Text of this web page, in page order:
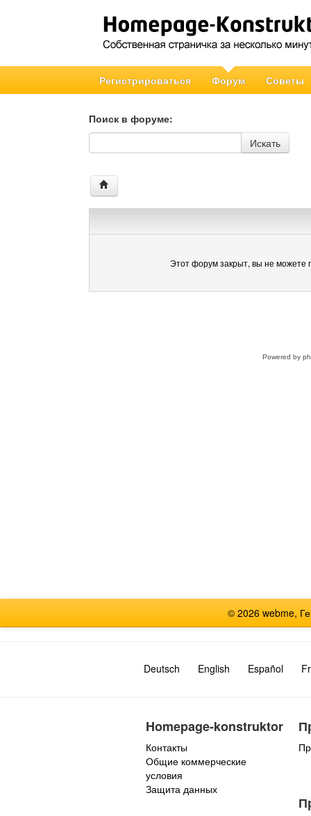
Регистрироваться Форум Советы
Поиск в форуме:
Поиск в форуме
Искать
Этот форум закрыт, вы не можете
Powered by
© 2026 webme,
Deutsch English Español
Homepage-konstruktor
Контакты
Общие коммерческие
условия
Защита данных